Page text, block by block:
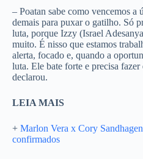
– Poatan sabe como vencemos a
demais para puxar o gatilho. Só
luta, porque Izzy (Israel
muito. É nisso que estamos
alerta, focado e, quando a
luta. Ele bate forte e precisa
declarou.
LEIA MAIS
+ Marlon Vera x Cory
confirmados